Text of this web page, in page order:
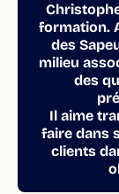
formation.
des
milieu
des
Il aime
faire dans
clients